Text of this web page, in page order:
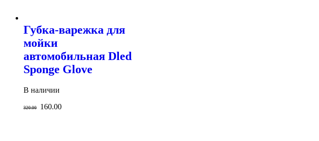
Губка-варежка для
мойки
автомобильная Dled
Sponge Glove
В наличии
320.00 160.00